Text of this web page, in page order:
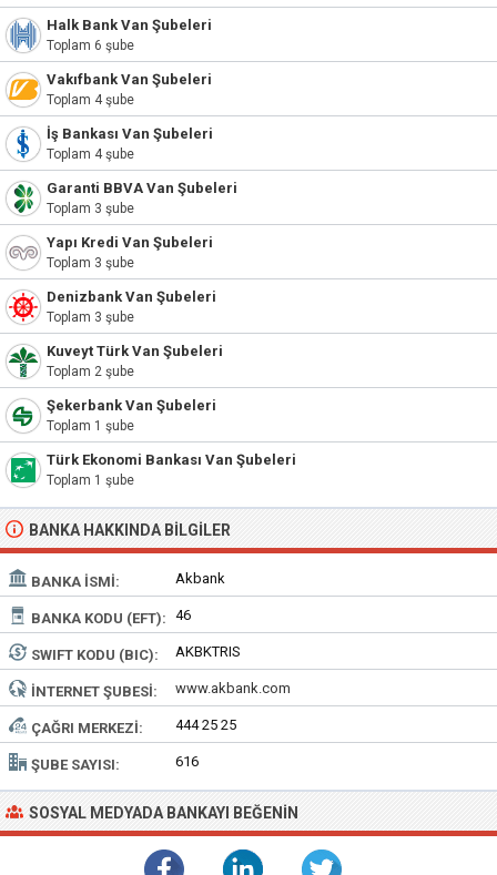
Halk Bank Van Şubeleri
Toplam 6 şube
Vakıfbank Van Şubeleri
Toplam 4 şube
İş Bankası Van Şubeleri
Toplam 4 şube
Garanti BBVA Van Şubeleri
Toplam 3 şube
Yapı Kredi Van Şubeleri
Toplam 3 şube
Denizbank Van Şubeleri
Toplam 3 şube
Kuveyt Türk Van Şubeleri
Toplam 2 şube
Şekerbank Van Şubeleri
Toplam 1 şube
Türk Ekonomi Bankası Van Şubeleri
Toplam 1 şube
BANKA HAKKINDA BILGILER
BANKA İSMI: Akbank
BANKA KODU (EFT): 46
SWIFT KODU (BIC): AKBKTRIS
İNTERNET ŞUBESI: www.akbank.com
ÇAĞRI MERKEZI: 444 25 25
ŞUBE SAYISI: 616
SOSYAL MEDYADA BANKAYI BEĞENIN